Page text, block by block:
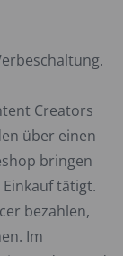
Creators
über einen
bringen
tätigt.
bezahlen,
Im